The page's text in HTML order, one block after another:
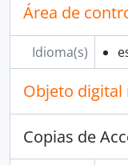
Área de
Idioma(s)
Objeto digital
Copias de